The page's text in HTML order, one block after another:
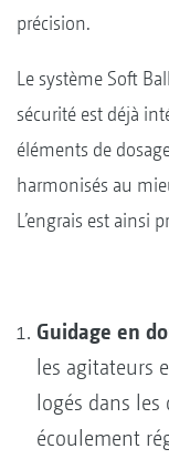
précision.
Le système Soft
sécurité est déjà
éléments de
harmonisés au
L’engrais est ainsi
Guidage en
les agitateurs
logés dans
écoulement